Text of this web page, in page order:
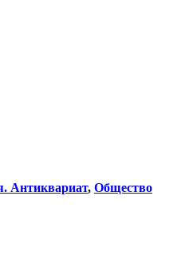
Антиквариат, Общество